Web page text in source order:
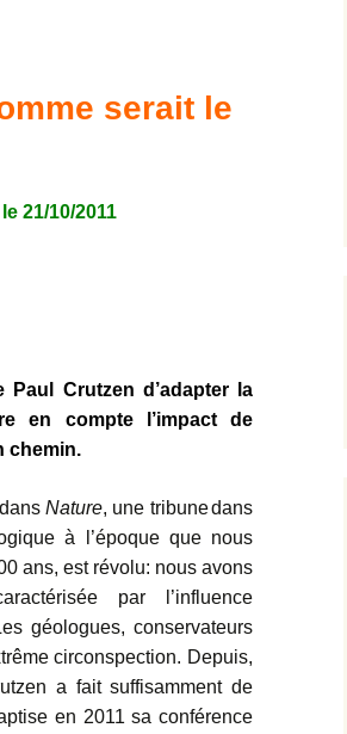
Galerie de photos
Lames
Paysages,
Galerie de vidéos
Analyse de livres, revues,
…
serait le
21/10/2011
Crutzen d’adapter la
en compte l’impact de
chemin.
Nature, une tribunedans
à l’époque que nous
ans, est révolu: nous avons
par l’influence
géologues, conservateurs
circonspection. Depuis,
a fait suffisamment de
en 2011 sa conférence